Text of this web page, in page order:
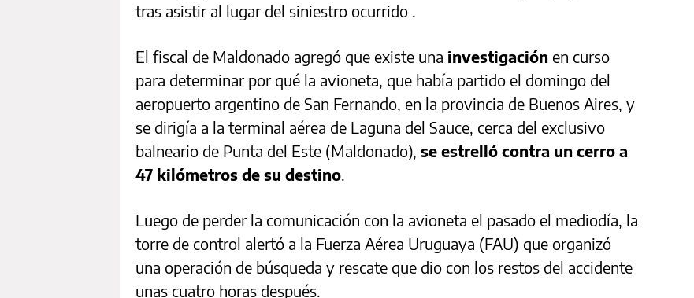
tras asistir al lugar del siniestro ocurrido .
El fiscal de Maldonado agregó que existe una investigación en curso
para determinar por qué la avioneta, que había partido el domingo del
aeropuerto argentino de San Fernando, en la provincia de Buenos Aires, y
se dirigía a la terminal aérea de Laguna del Sauce, cerca del exclusivo
balneario de Punta del Este (Maldonado), se estrelló contra un cerro a
47 kilómetros de su destino.
Luego de perder la comunicación con la avioneta el pasado el mediodía, la
torre de control alertó a la Fuerza Aérea Uruguaya (FAU) que organizó
una operación de búsqueda y rescate que dio con los restos del accidente
unas cuatro horas después.